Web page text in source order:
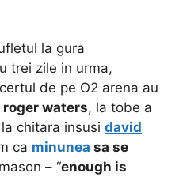
la gura
trei zile in urma,
de pe O2 arena au
waters, la tobe a
chitara insusi david
ca minunea sa se
– “enough is